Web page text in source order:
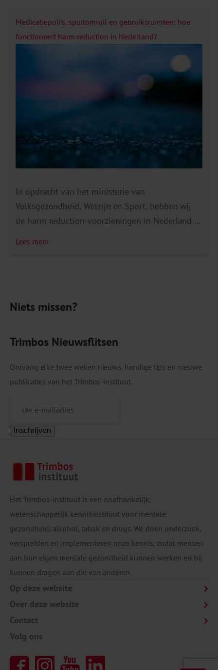
Niets missen?
Trimbos Nieuwsflitsen
Ontvang elke twee weken nieuws, handige tips en nieuwe
publicaties van het Trimbos-instituut.
Inschrijven
Medicatiepoli’s, spuitomruil en gebruiksruimten: hoe
functioneert harm reduction in Nederland?
In opdracht van het ministerie van
Volksgezondheid, Welzijn en Sport, hebben wij
de harm reduction-voorzieningen in Nederland in
meer verslavingszorginstellingen, kerkelijke- en
maatschappelijke opvang. Gebruiksruimten
Lees meer
zijn aanzienlijk. Denk aan veiligheidsrisico’s,
verminderde productiviteit, hoger ziekteverzuim,
Het Trimbos-instituut is een onafhankelijk,
wetenschappelijk kennisinstituut voor mentale
gezondheid, alcohol, tabak en drugs. We doen onderzoek,
verspreiden en implementeren onze kennis, zodat mensen
aan hun eigen mentale gezondheid kunnen werken en bij
kunnen dragen aan die van anderen.
Op deze website
Over deze website
Contact
Volg ons